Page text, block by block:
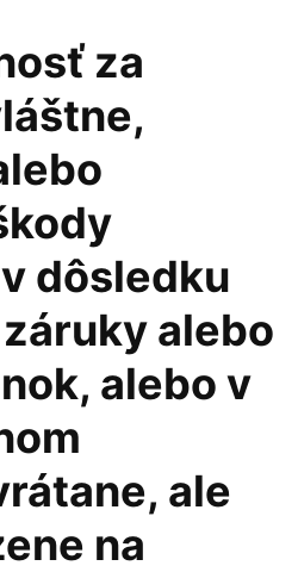
za
dôsledku
alebo
alebo v
ale
na